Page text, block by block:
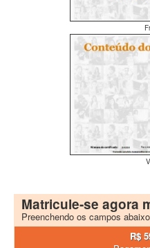
Matricule-se agora
Preenchendo os campos abaixo
R$